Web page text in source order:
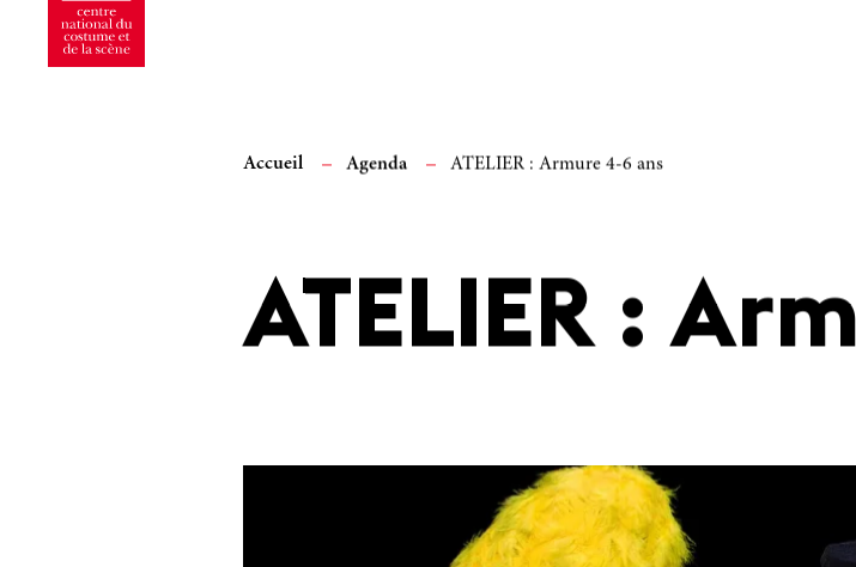
Accueil Agenda ATELIER : Armure 4-6 ans
ATELIER :